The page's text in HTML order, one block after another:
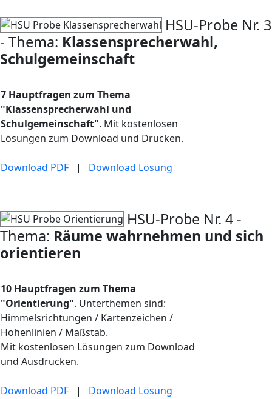
HSU-Probe Nr. 3
- Thema: Klassensprecherwahl,
Schulgemeinschaft
7 Hauptfragen zum Thema
"Klassensprecherwahl und
Schulgemeinschaft". Mit kostenlosen
Lösungen zum Download und Drucken.
Download PDF | Download Lösung
HSU-Probe Nr. 4 -
Thema: Räume wahrnehmen und sich
orientieren
10 Hauptfragen zum Thema
"Orientierung". Unterthemen sind:
Himmelsrichtungen / Kartenzeichen /
Höhenlinien / Maßstab.
Mit kostenlosen Lösungen zum Download
und Ausdrucken.
Download PDF | Download Lösung